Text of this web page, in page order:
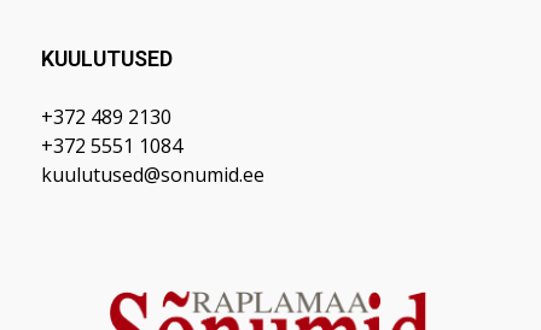
KUULUTUSED
+372 489 2130
+372 5551 1084
kuulutused@sonumid.ee